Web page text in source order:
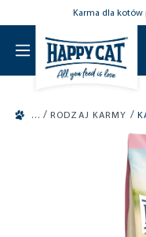
main contentKarma dla kotów
/ RODZAJ KARMY /